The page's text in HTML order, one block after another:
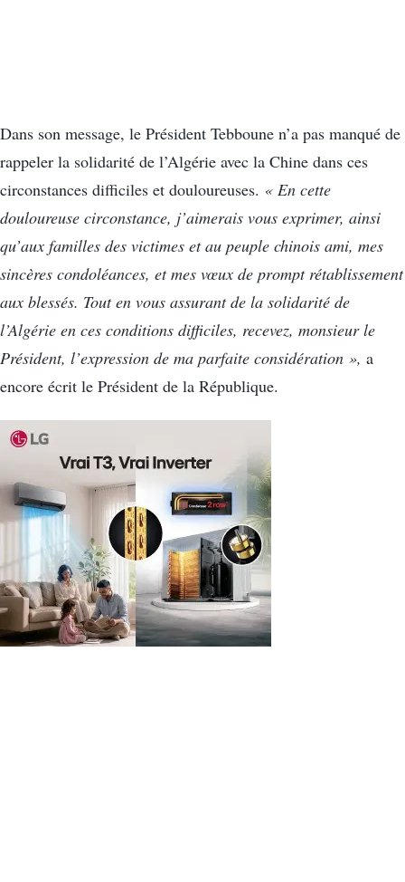
Dans son message, le Président Tebboune n’a pas manqué de
rappeler la solidarité de l’Algérie avec la Chine dans ces
circonstances difficiles et douloureuses. « En cette
douloureuse circonstance, j’aimerais vous exprimer, ainsi
qu’aux familles des victimes et au peuple chinois ami, mes
sincères condoléances, et mes vœux de prompt rétablissement
aux blessés. Tout en vous assurant de la solidarité de
l’Algérie en ces conditions difficiles, recevez, monsieur le
Président, l’expression de ma parfaite considération », a
encore écrit le Président de la République.